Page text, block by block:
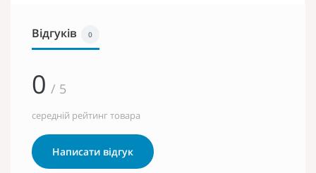
Відгуків 0
0 / 5
середній рейтинг товара
Написати відгук